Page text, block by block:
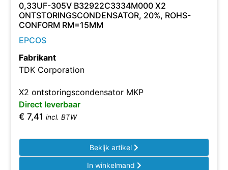
0,33UF-305V B32922C3334M000 X2
ONTSTORINGSCONDENSATOR, 20%, ROHS-
CONFORM RM=15MM
EPCOS
Fabrikant
TDK Corporation
X2 ontstoringscondensator MKP
Direct leverbaar
€ 7,41 incl. BTW
Bekijk artikel
In winkelmand